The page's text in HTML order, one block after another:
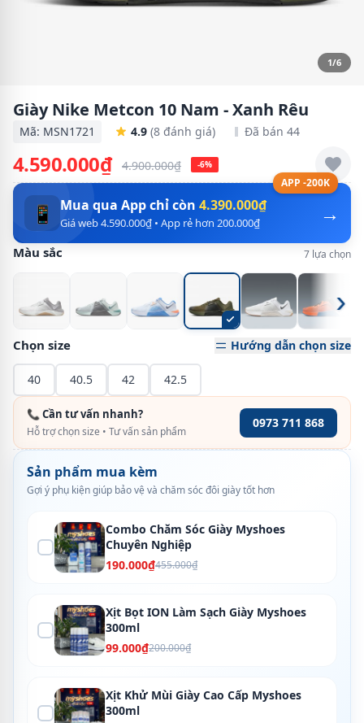
1/6
Giày Nike Metcon 10 Nam - Xanh Rêu
Mã: MSN1721 4.9 (8 đánh giá) Đã bán 44
4.590.000₫ 4.900.000₫ -6%
APP -200K
→
📱 Mua qua App chỉ còn 4.390.000₫
Giá web 4.590.000₫ • App rẻ hơn 200.000₫
Màu sắc 7 lựa chọn
›
Chọn size Hướng dẫn chọn size
40 40.5 42 42.5
📞 Cần tư vấn nhanh?
Hỗ trợ chọn size • Tư vấn sản phẩm
0973 711 868
Sản phẩm mua kèm
Gợi ý phụ kiện giúp bảo vệ và chăm sóc đôi giày tốt hơn
Combo Chăm Sóc Giày Myshoes
Chuyên Nghiệp
190.000₫455.000₫
Xịt Bọt ION Làm Sạch Giày Myshoes
300ml
99.000₫200.000₫
Xịt Khử Mùi Giày Cao Cấp Myshoes
300ml